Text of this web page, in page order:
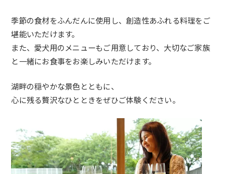
季節の食材をふんだんに使用し、創造性あふれる料理をご
堪能いただけます。
また、愛犬用のメニューもご用意しており、大切なご家族
と一緒にお食事をお楽しみいただけます。
湖畔の穏やかな景色とともに、
心に残る贅沢なひとときをぜひご体験ください。